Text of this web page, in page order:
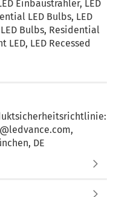
Einbaustrahler, LED
LED Bulbs, LED
Bulbs, Residential
LED, LED Recessed
DE